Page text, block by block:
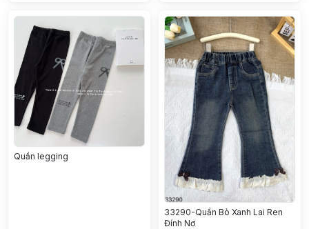
Quần legging
33290-Quần Bò Xanh Lai Ren
Đính Nơ